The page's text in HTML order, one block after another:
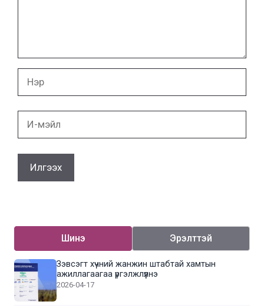
Шинэ Эрэлттэй
Зэвсэгт хүчний жанжин штабтай хамтын
ажиллагаагаа үргэлжлүүлнэ
2026-04-17